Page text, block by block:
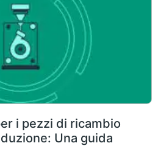
i pezzi di ricambio
Una guida